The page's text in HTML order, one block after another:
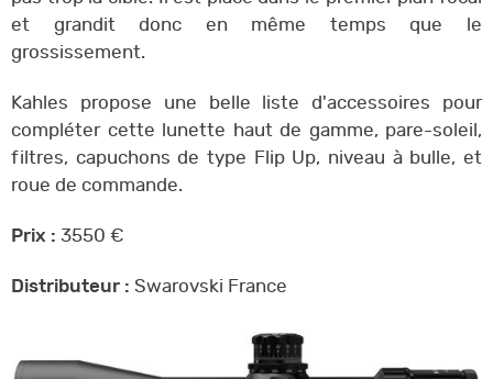
et grandit donc en même temps que le
grossissement.
Kahles propose une belle liste d'accessoires pour
compléter cette lunette haut de gamme, pare-soleil,
filtres, capuchons de type Flip Up, niveau à bulle, et
roue de commande.
Prix : 3550 €
Distributeur : Swarovski France